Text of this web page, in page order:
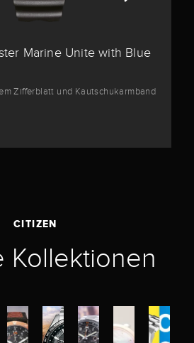
Marine Unite with Blue
Zifferblatt und Kautschukarmband
CITIZEN
Kollektionen